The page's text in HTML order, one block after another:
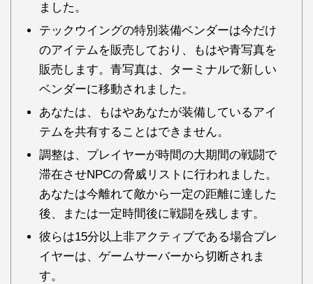
ました。
テックウイングの特別装備ベンダーは今だけ
のアイテムを販売しており、もはや青写真を
販売します。青写真は、ターミナルで新しい
ベンダーに移動されました。
あなたは、もはやあなたが装備しているアイ
テムを共有することはできません。
調整は、プレイヤーが時間の大期間の戦闘で
滞在させNPCの脅威リストに行われました。
あなたは今離れて敵から一定の距離に達した
後、または一定時間後に戦闘を残します。
彼らは15分以上非アクティブである場合プレ
イヤーは、ゲームサーバーから切断されま
す。